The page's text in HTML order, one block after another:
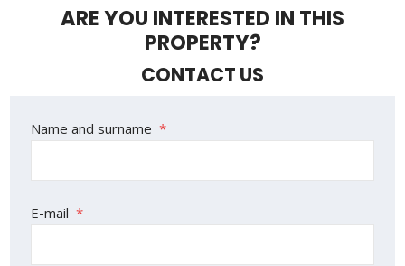
ARE YOU INTERESTED IN THIS
PROPERTY?
CONTACT US
Name and surname *
E-mail *
The
be